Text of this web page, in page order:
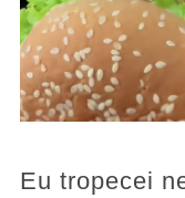
Eu tropecei